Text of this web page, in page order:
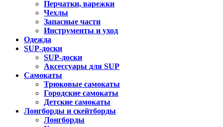
Перчатки, варежки
Чехлы
Запасные части
Инструменты и уход
Одежда
SUP-доски
SUP-доски
Аксессуары для SUP
Самокаты
Трюковые самокаты
Городские самокаты
Детские самокаты
Лонгборды и скейтборды
Лонгборды